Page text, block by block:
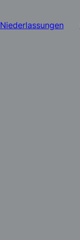
Niederlassungen